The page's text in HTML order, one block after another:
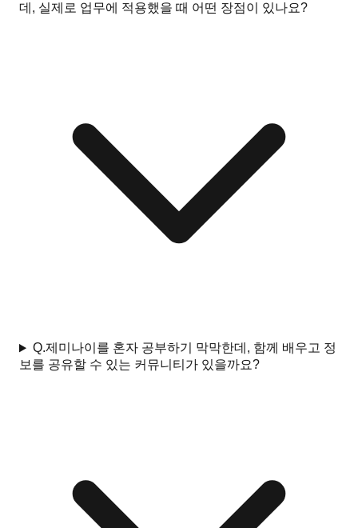
데, 실제로 업무에 적용했을 때 어떤 장점이 있나요?
Q.제미나이를 혼자 공부하기 막막한데, 함께 배우고 정
보를 공유할 수 있는 커뮤니티가 있을까요?